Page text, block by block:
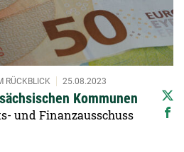
Kommunen
RÜCKBLICK 25.08.2023
und Finanzausschuss